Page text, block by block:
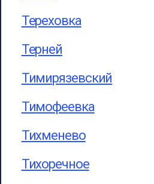
Тереховка
Терней
Тимирязевский
Тимофеевка
Тихменево
Тихоречное